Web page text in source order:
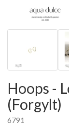
Hoops -
(Forgylt)
6791